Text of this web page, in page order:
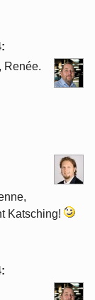
:
Renée.
Katsching!
: